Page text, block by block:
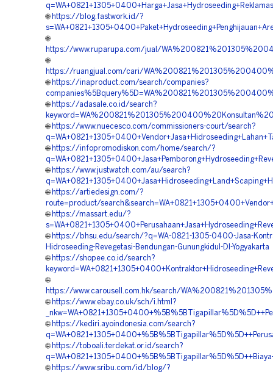
🌐 https://blog.fastwork.id/?
🌐
https://www.ruparupa.com/jual/
🌐
https://ruangjual.com/cari/
🌐 https://inaproduct.com/search/companies?
🌐 https://adasale.co.id/search?
🌐 https://www.nuecesco.com/commissioners-court/search?
🌐 https://infopromodiskon.com/home/search/?
🌐 https://www.justwatch.com/au/search?
🌐 https://artiedesign.com/?
route=product/
🌐 https://massart.edu/?
🌐 https://bhsu.edu/search/?q=WA-0821-1305-0400-Jasa-
Hidroseeding-Revegetasi-Bendungan-Gunungkidul-DI-Yogyakarta
🌐 https://shopee.co.id/search?
🌐
https://www.carousell.com.hk/search/
🌐 https://www.ebay.co.uk/sch/i.html?
🌐 https://kediri.ayoindonesia.com/search?
🌐 https://toboali.terdekat.or.id/search?
🌐 https://www.sribu.com/id/blog/?